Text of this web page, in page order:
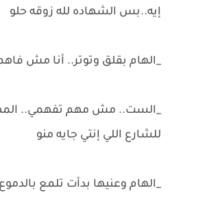
إيه..بس الشهاده لله زوقه حلو
_الهام بقلق وتوتر.. أنا مش
_الست.. مش مهم تفهمي.. المهم
للشارع اللي إنتي جايه منو
_الهام وعنيها بدأت تلمع